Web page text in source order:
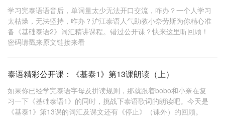
学习完泰语语音后，单词量太少无法开口交流，咋办？一个人学习
太枯燥，无法坚持，咋办？沪江泰语人气助教小奈劳斯为你精心准
备《基础泰语2》词汇精讲课程。错过公开课？快来这里听回顾！
密码请戳来原文链接来看
泰语精彩公开课：《基泰1》第13课朗读（上）
如果你已经学完泰语字母及拼读规则，那就跟着bobo和小奈在复
习一下《基础泰语1》的同时，挑战下泰语歌词的朗读吧。今天是
《基泰1》第13课的词汇及课文还有《停止》（课外）的回顾。